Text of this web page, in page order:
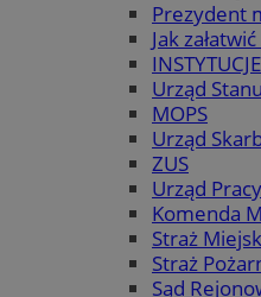
Prezydent
Jak
INSTYTUCJE
Urząd
MOPS
Urząd
ZUS
Urząd Pracy
Komenda
Straż
Straż
Sąd